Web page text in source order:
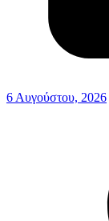
6 Αυγούστου, 2026